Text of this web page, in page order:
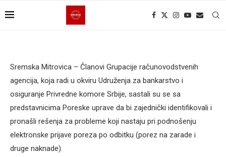
Sremska Mitrovica – Članovi Grupacije računovodstvenih
agencija, koja radi u okviru Udruženja za bankarstvo i
osiguranje Privredne komore Srbije, sastali su se sa
predstavnicima Poreske uprave da bi zajednički identifikovali i
pronašli rešenja za probleme koji nastaju pri podnošenju
elektronske prijave poreza po odbitku (porez na zarade i
druge naknade).